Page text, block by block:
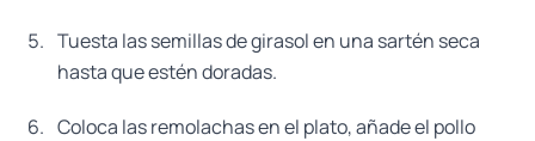
Tuesta las semillas de girasol en una sartén seca
hasta que estén doradas.
Coloca las remolachas en el plato, añade el pollo